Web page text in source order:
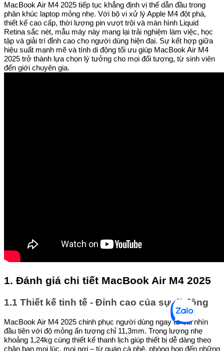
MacBook Air M4 2025 tiếp tục khẳng định vị thế dẫn đầu trong
phân khúc laptop mỏng nhẹ. Với bộ vi xử lý Apple M4 đột phá,
thiết kế cao cấp, thời lượng pin vượt trội và màn hình Liquid
Retina sắc nét, mẫu máy này mang lại trải nghiệm làm việc, học
tập và giải trí đỉnh cao cho người dùng hiện đại. Sự kết hợp giữa
hiệu suất mạnh mẽ và tính di động tối ưu giúp MacBook Air M4
2025 trở thành lựa chọn lý tưởng cho mọi đối tượng, từ sinh viên
đến giới chuyên gia.
1. Đánh giá chi tiết MacBook Air M4 2025
1.1 Thiết kế tinh tế - Đỉnh cao của sự di động
MacBook Air M4 2025 chinh phục người dùng ngay từ cái nhìn
đầu tiên với độ mỏng ấn tượng chỉ 11,3mm. Trọng lượng nhẹ
khoảng 1,24kg cùng thiết kế thanh lịch giúp thiết bị dễ dàng theo
chân bạn mọi lúc, mọi nơi – từ quán cà phê, phòng họp đến những